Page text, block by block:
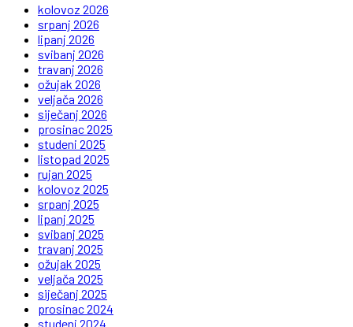
kolovoz 2026
srpanj 2026
lipanj 2026
svibanj 2026
travanj 2026
ožujak 2026
veljača 2026
siječanj 2026
prosinac 2025
studeni 2025
listopad 2025
rujan 2025
kolovoz 2025
srpanj 2025
lipanj 2025
svibanj 2025
travanj 2025
ožujak 2025
veljača 2025
siječanj 2025
prosinac 2024
studeni 2024